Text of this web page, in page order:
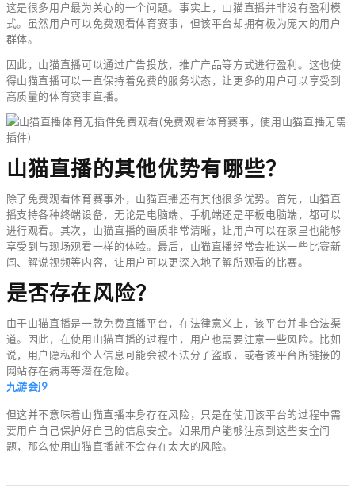
这是很多用户最为关心的一个问题。事实上，山猫直播并非没有盈利模
式。虽然用户可以免费观看体育赛事，但该平台却拥有极为庞大的用户
群体。
因此，山猫直播可以通过广告投放，推广产品等方式进行盈利。这也使
得山猫直播可以一直保持着免费的服务状态，让更多的用户可以享受到
高质量的体育赛事直播。
山猫直播的其他优势有哪些？
除了免费观看体育赛事外，山猫直播还有其他很多优势。首先，山猫直
播支持各种终端设备，无论是电脑端、手机端还是平板电脑端，都可以
进行观看。其次，山猫直播的画质非常清晰，让用户可以在家里也能够
享受到与现场观看一样的体验。最后，山猫直播经常会推送一些比赛新
闻、解说视频等内容，让用户可以更深入地了解所观看的比赛。
是否存在风险？
由于山猫直播是一款免费直播平台，在法律意义上，该平台并非合法渠
道。因此，在使用山猫直播的过程中，用户也需要注意一些风险。比如
说，用户隐私和个人信息可能会被不法分子盗取，或者该平台所链接的
网站存在病毒等潜在危险。
九游会j9
但这并不意味着山猫直播本身存在风险，只是在使用该平台的过程中需
要用户自己保护好自己的信息安全。如果用户能够注意到这些安全问
题，那么使用山猫直播就不会存在太大的风险。